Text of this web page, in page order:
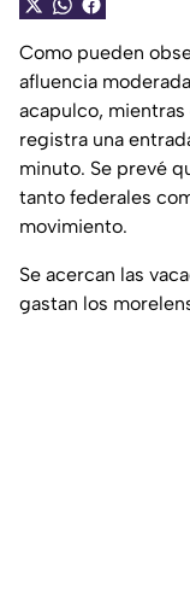
Como pueden
afluencia
acapulco,
registra una
minuto. Se prevé
tanto federales
movimiento.
Se acercan las
gastan los